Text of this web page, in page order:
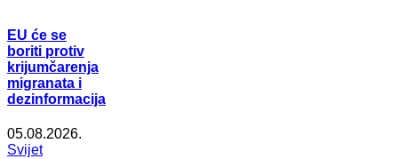
EU će se
boriti protiv
krijumčarenja
migranata i
dezinformacija
05.08.2026.
Svijet